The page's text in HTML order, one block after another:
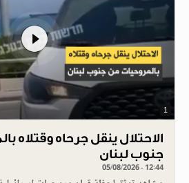
1
الاحتلال ينقل جرحاه وقتلاه
جنوب لبنان
05/08/2026 - 12:44